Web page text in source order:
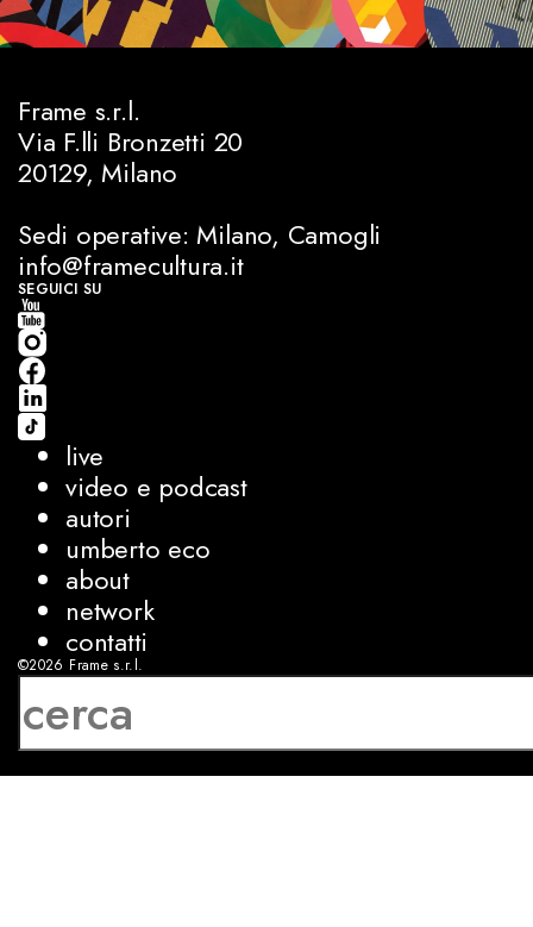
Frame s.r.l.
Via F.lli Bronzetti 20
20129, Milano
Sedi operative: Milano, Camogli
info@framecultura.it
SEGUICI SU
live
video e podcast
autori
umberto eco
about
network
contatti
©2026 Frame s.r.l.
P.IVA 08927250962
sviluppo:Luca Bunino